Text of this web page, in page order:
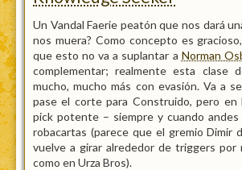
Un Vandal Faerie peatón que nos dará
nos muera? Como concepto es
que esto no va a suplantar a Norman
complementar; realmente esta clase
mucho, mucho más con evasión. Va a
pase el corte para Construido, pero en
pick potente – siempre y cuando
robacartas (parece que el gremio Dimir
vuelve a girar alrededor de triggers por
como en Urza Bros).